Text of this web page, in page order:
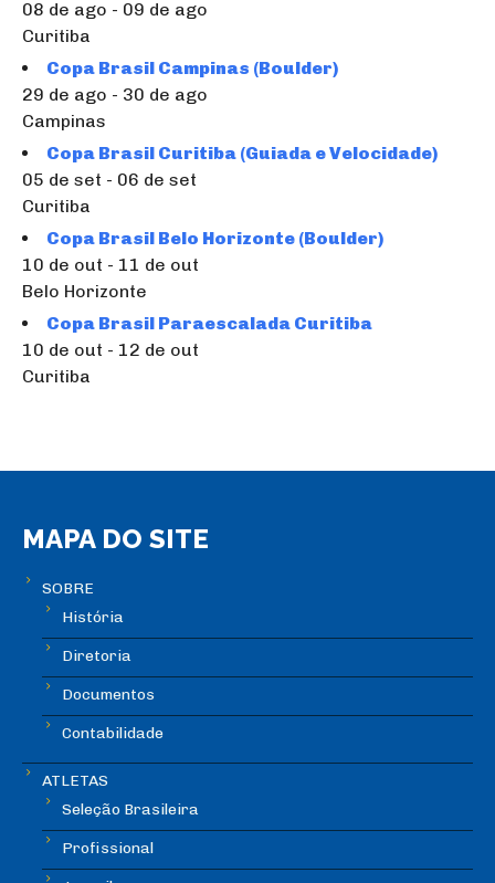
08 de ago - 09 de ago
Curitiba
Copa Brasil Campinas (Boulder)
29 de ago - 30 de ago
Campinas
Copa Brasil Curitiba (Guiada e Velocidade)
05 de set - 06 de set
Curitiba
Copa Brasil Belo Horizonte (Boulder)
10 de out - 11 de out
Belo Horizonte
Copa Brasil Paraescalada Curitiba
10 de out - 12 de out
Curitiba
MAPA DO SITE
SOBRE
História
Diretoria
Documentos
Contabilidade
ATLETAS
Seleção Brasileira
Profissional